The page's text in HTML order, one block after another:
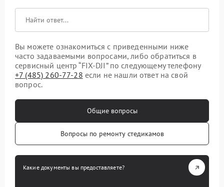
Вы можете ознакомиться с приведенными ниже
часто задаваемыми вопросами, либо обратиться в
сервисный центр “FIX-DJI” по следующему телефону
+7 (485) 260-77-28 если не нашли ответ на свой
вопрос.
Общие вопросы
Вопросы по ремонту стедикамов
Какие документы вы предоставляете?